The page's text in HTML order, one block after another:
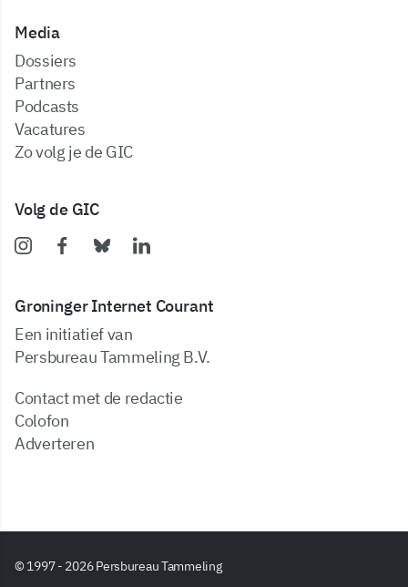
Media
dossiers
partners
podcasts
vacatures
zo volg je de GIC
Volg de GIC
Groninger Internet Courant
Een initiatief van
Persbureau Tammeling B.V.
Contact met de redactie
Colofon
Adverteren
© 1997 - 2026 Persbureau Tammeling